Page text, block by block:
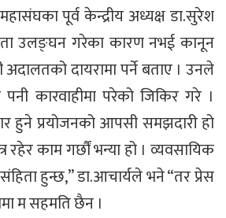
पूर्व केन्द्रीय अध्यक्ष डा.सुरेश
उलङ्घन गरेका कारण नभई कानून
दायरामा पर्ने बताए । उनले
पनी कारवाहीमा परेको जिकिर गरे ।
हुने प्रयोजनको आपसी समझदारी हो
रहेर काम गर्छौं भन्या हो । व्यवसायिक
हुन्छ,” डा.आचार्यले भने “तर प्रेस
म सहमति छैन ।